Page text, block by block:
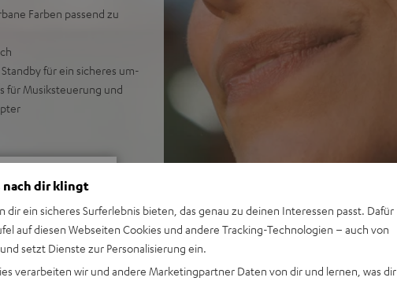
Farben passend zu
für ein sicheres um-
für Musiksteuerung und
nach dir klingt
dir ein sicheres Surferlebnis bieten, das genau zu deinen Interessen passt. Dafür
auf diesen Webseiten Cookies und andere Tracking-Technologien – auch von
setzt Dienste zur Personalisierung ein.
verarbeiten wir und andere Marketingpartner Daten von dir und lernen, was dir